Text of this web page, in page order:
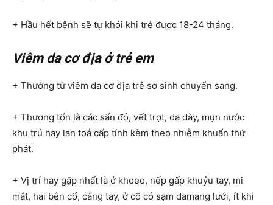
+ Hầu hết bệnh sẽ tự khỏi khi trẻ được 18-24 tháng.
Viêm da cơ địa ở trẻ em
+ Thường từ viêm da cơ địa trẻ sơ sinh chuyển sang.
+ Thương tổn là các sẩn đỏ, vết trợt, da dày, mụn nước
khu trú hay lan toả cấp tính kèm theo nhiễm khuẩn thứ
phát.
+ Vị trí hay gặp nhất là ở khoeo, nếp gấp khuỷu tay, mi
mắt, hai bên cổ, cẳng tay, ở cổ có sạm damạng lưới, ít khi